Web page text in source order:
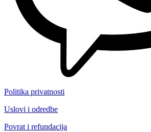
Politika privatnosti
Uslovi i odredbe
Povrat i refundacija